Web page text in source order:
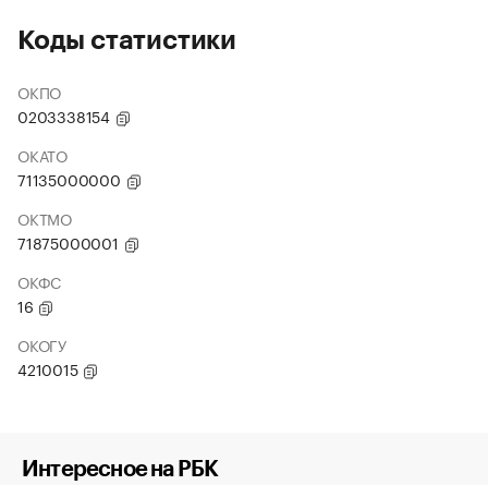
Коды статистики
ОКПО
0203338154
ОКАТО
71135000000
ОКТМО
71875000001
ОКФС
16
ОКОГУ
4210015
Интересное на РБК